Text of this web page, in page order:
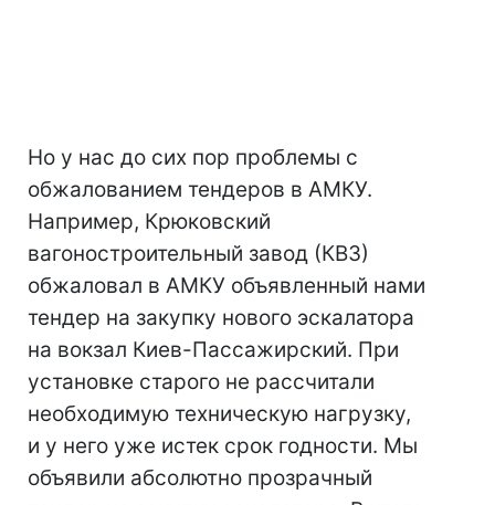
Но у нас до сих пор проблемы с
обжалованием тендеров в АМКУ.
Например, Крюковский
вагоностроительный завод (КВЗ)
обжаловал в АМКУ объявленный нами
тендер на закупку нового эскалатора
на вокзал Киев-Пассажирский. При
установке старого не рассчитали
необходимую техническую нагрузку,
и у него уже истек срок годности. Мы
объявили абсолютно прозрачный